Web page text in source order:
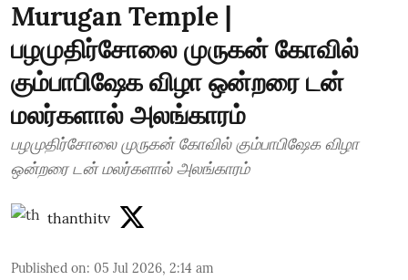
Murugan Temple |
பழமுதிர்சோலை முருகன் கோவில்
கும்பாபிஷேக விழா ஒன்றரை டன்
மலர்களால் அலங்காரம்
பழமுதிர்சோலை முருகன் கோவில் கும்பாபிஷேக விழா
ஒன்றரை டன் மலர்களால் அலங்காரம்
thanthitv
Published on: 05 Jul 2026, 2:14 am